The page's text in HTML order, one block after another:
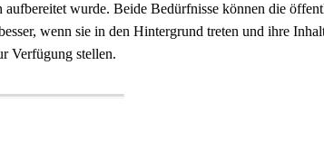
aufbereitet wurde. Beide Bedürfnisse können die
wenn sie in den Hintergrund treten und ihre
Verfügung stellen.